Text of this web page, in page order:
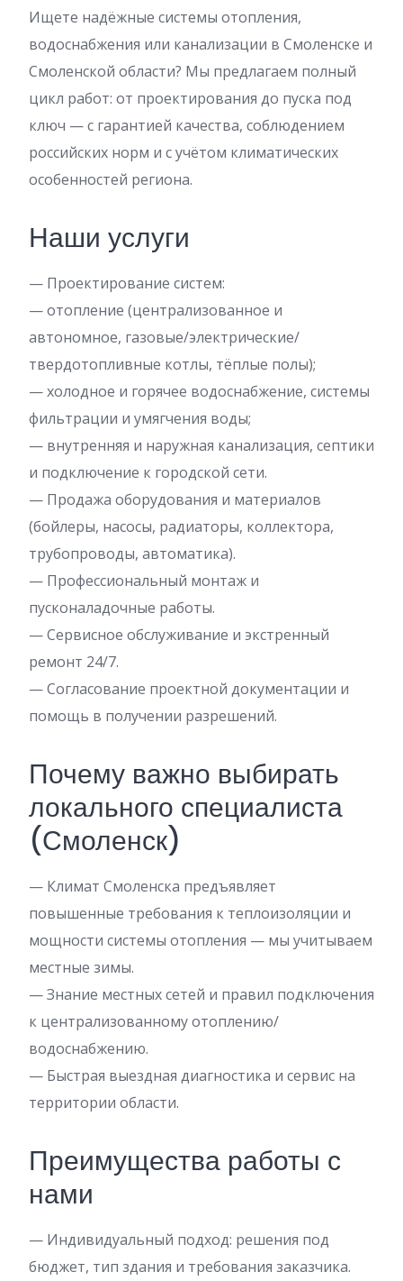
Ищете надёжные системы отопления,
водоснабжения или канализации в Смоленске и
Смоленской области? Мы предлагаем полный
цикл работ: от проектирования до пуска под
ключ — с гарантией качества, соблюдением
российских норм и с учётом климатических
особенностей региона.
Наши услуги
— Проектирование систем:
— отопление (централизованное и
автономное, газовые/электрические/
твердотопливные котлы, тёплые полы);
— холодное и горячее водоснабжение, системы
фильтрации и умягчения воды;
— внутренняя и наружная канализация, септики
и подключение к городской сети.
— Продажа оборудования и материалов
(бойлеры, насосы, радиаторы, коллектора,
трубопроводы, автоматика).
— Профессиональный монтаж и
пусконаладочные работы.
— Сервисное обслуживание и экстренный
ремонт 24/7.
— Согласование проектной документации и
помощь в получении разрешений.
Почему важно выбирать
локального специалиста
(Смоленск)
— Климат Смоленска предъявляет
повышенные требования к теплоизоляции и
мощности системы отопления — мы учитываем
местные зимы.
— Знание местных сетей и правил подключения
к централизованному отоплению/
водоснабжению.
— Быстрая выездная диагностика и сервис на
территории области.
Преимущества работы с
нами
— Индивидуальный подход: решения под
бюджет, тип здания и требования заказчика.